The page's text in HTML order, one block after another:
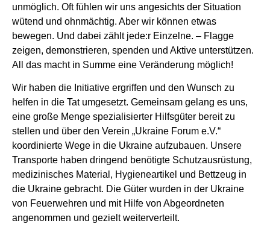
unmöglich. Oft fühlen wir uns angesichts der Situation
wütend und ohnmächtig. Aber wir können etwas
bewegen. Und dabei zählt jede:r Einzelne. – Flagge
zeigen, demonstrieren, spenden und Aktive unterstützen.
All das macht in Summe eine Veränderung möglich!
Wir haben die Initiative ergriffen und den Wunsch zu
helfen in die Tat umgesetzt. Gemeinsam gelang es uns,
eine große Menge spezialisierter Hilfsgüter bereit zu
stellen und über den Verein „Ukraine Forum e.V.“
koordinierte Wege in die Ukraine aufzubauen. Unsere
Transporte haben dringend benötigte Schutzausrüstung,
medizinisches Material, Hygieneartikel und Bettzeug in
die Ukraine gebracht. Die Güter wurden in der Ukraine
von Feuerwehren und mit Hilfe von Abgeordneten
angenommen und gezielt weiterverteilt.